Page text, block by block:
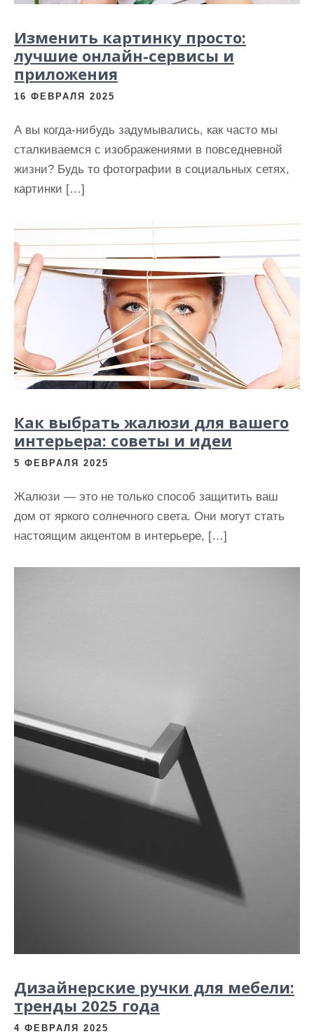
Изменить картинку просто:
лучшие онлайн-сервисы и
приложения
16 ФЕВРАЛЯ 2025
А вы когда-нибудь задумывались, как часто мы
сталкиваемся с изображениями в повседневной
жизни? Будь то фотографии в социальных сетях,
картинки […]
Как выбрать жалюзи для вашего
интерьера: советы и идеи
5 ФЕВРАЛЯ 2025
Жалюзи — это не только способ защитить ваш
дом от яркого солнечного света. Они могут стать
настоящим акцентом в интерьере, […]
Дизайнерские ручки для мебели:
тренды 2025 года
4 ФЕВРАЛЯ 2025